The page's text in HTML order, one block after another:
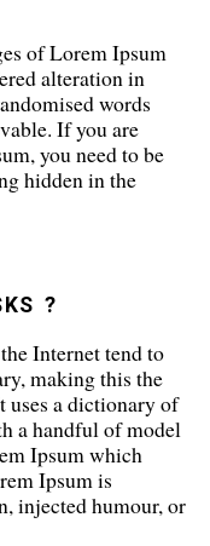
of Lorem Ipsum
alteration in
words
If you are
you need to be
hidden in the
?
Internet tend to
making this the
uses a dictionary of
a handful of model
Ipsum which
Ipsum is
injected humour, or